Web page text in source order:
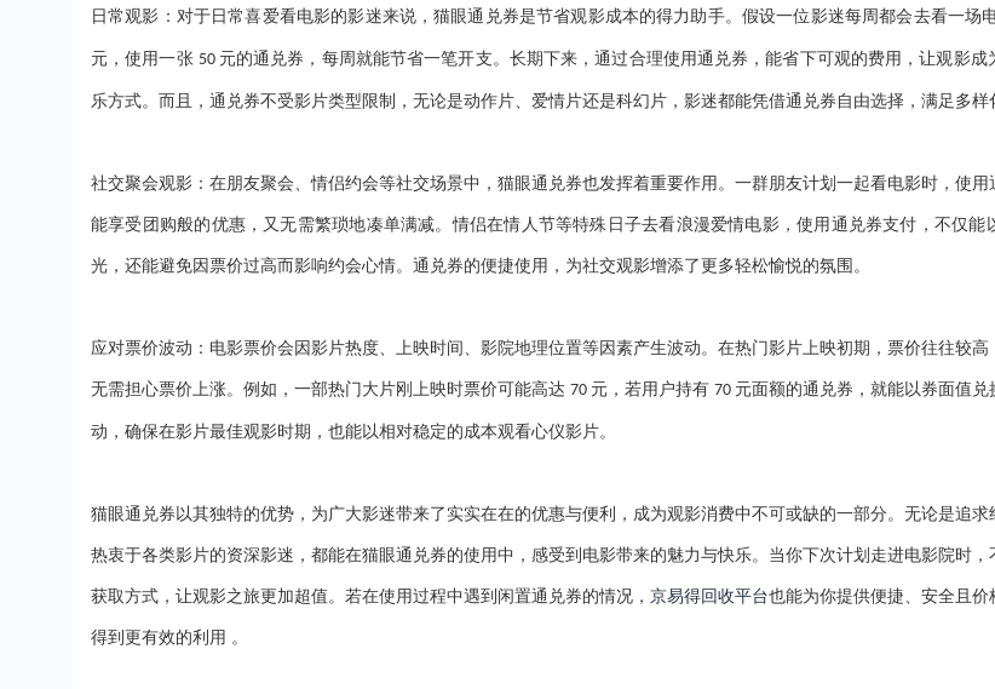
日常观影：对于日常喜爱看电影的影迷来说，猫眼通兑券是节省观影成本的得力助手。假设一位影迷每周都会去看一场
元，使用一张 50 元的通兑券，每周就能节省一笔开支。长期下来，通过合理使用通兑券，能省下可观的费用，让观影成
乐方式。而且，通兑券不受影片类型限制，无论是动作片、爱情片还是科幻片，影迷都能凭借通兑券自由选择，满足多样
社交聚会观影：在朋友聚会、情侣约会等社交场景中，猫眼通兑券也发挥着重要作用。一群朋友计划一起看电影时，使
能享受团购般的优惠，又无需繁琐地凑单满减。情侣在情人节等特殊日子去看浪漫爱情电影，使用通兑券支付，不仅能
光，还能避免因票价过高而影响约会心情。通兑券的便捷使用，为社交观影增添了更多轻松愉悦的氛围。
应对票价波动：电影票价会因影片热度、上映时间、影院地理位置等因素产生波动。在热门影片上映初期，票价往往较
无需担心票价上涨。例如，一部热门大片刚上映时票价可能高达 70 元，若用户持有 70 元面额的通兑券，就能以券面值
动，确保在影片最佳观影时期，也能以相对稳定的成本观看心仪影片。
猫眼通兑券以其独特的优势，为广大影迷带来了实实在在的优惠与便利，成为观影消费中不可或缺的一部分。无论是追
热衷于各类影片的资深影迷，都能在猫眼通兑券的使用中，感受到电影带来的魅力与快乐。当你下次计划走进电影院时
获取方式，让观影之旅更加超值。若在使用过程中遇到闲置通兑券的情况， 京易得回收平台也能为你提供便捷、安全且
得到更有效的利用 。